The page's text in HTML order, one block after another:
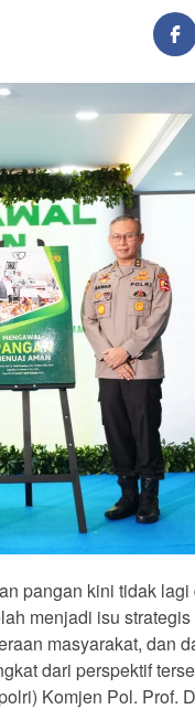
pangan kini tidak
menjadi isu
masyarakat, dan
dari perspektif
Komjen Pol. Prof.